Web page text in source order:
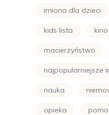
imiona dla dzieci
kids lista kino
macierzyństwo
najpopularniejsze
nauka
opieka